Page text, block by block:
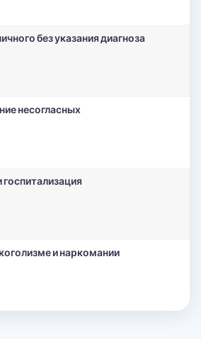
без указания диагноза
несогласных
и наркомании